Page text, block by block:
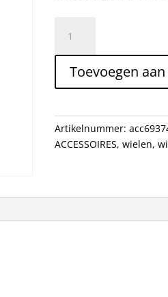
28
ZIPP
202
CB
WI
aantal
Toevoegen
Artikelnummer:
ACCESSOIRES,wielen,